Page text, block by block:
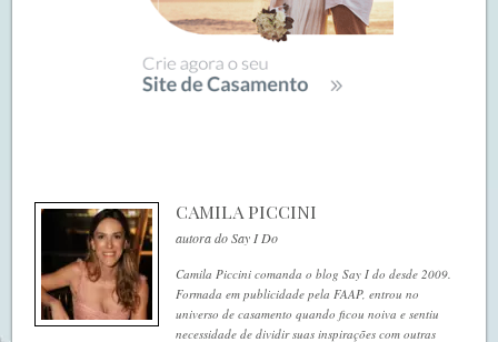
CAMILA PICCINI
autora do Say I Do
Camila Piccini comanda o blog Say I do desde 2009.
Formada em publicidade pela FAAP, entrou no
universo de casamento quando ficou noiva e sentiu
necessidade de dividir suas inspirações com outras